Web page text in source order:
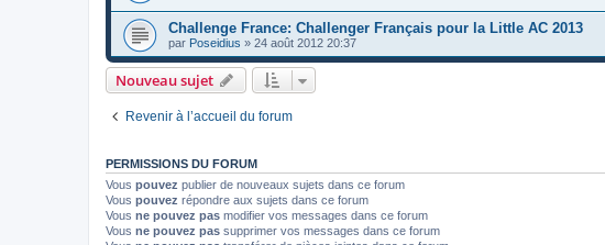
Challenge France: Challenger Français pour la Little AC 2013
par Poseidius » 24 août 2012 20:37
Nouveau sujet
Revenir à l’accueil du forum
PERMISSIONS DU FORUM
Vous pouvez publier de nouveaux sujets dans ce forum
Vous pouvez répondre aux sujets dans ce forum
Vous ne pouvez pas modifier vos messages dans ce forum
Vous ne pouvez pas supprimer vos messages dans ce forum